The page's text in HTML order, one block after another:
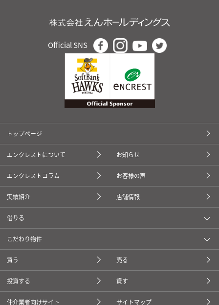
Official SNS
トップページ
エンクレストについて お知らせ
エンクレストコラム お客様の声
実績紹介 店舗情報
借りる
こだわり物件
買う 売る
投資する 貸す
仲介業者向けサイト サイトマップ